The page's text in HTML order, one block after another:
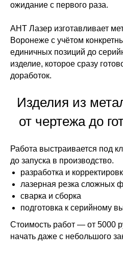
ожидание с первого раза.
АНТ Лазер изготавливает
Воронеже с учётом
единичных позиций до
изделие, которое сразу
доработок.
Изделия из
от чертежа до
Работа выстраивается под
до запуска в производство.
разработка и
лазерная резка сложных
сварка и сборка
подготовка к серийному
Стоимость работ — от 5000
начать даже с небольшого